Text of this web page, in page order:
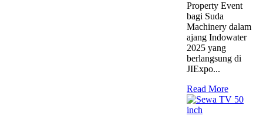
Property Event
bagi Suda
Machinery dalam
ajang Indowater
2025 yang
berlangsung di
JIExpo...
Read More